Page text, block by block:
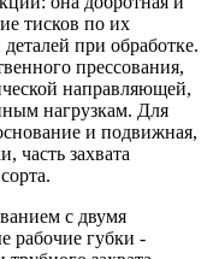
тисков по их
при обработке.
прессования,
направляющей,
нагрузкам. Для
и подвижная,
часть захвата
с двумя
рабочие губки -